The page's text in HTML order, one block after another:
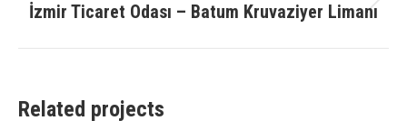
Next
İzmir Ticaret Odası – Batum Kruvaziyer Limanı
Related projects